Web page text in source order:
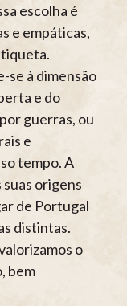
escolha é
e empáticas,
se à dimensão
e do
guerras, ou
e
tempo. A
origens
de Portugal
distintas.
o
bem